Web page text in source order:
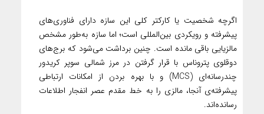
اگرچه شخصیت یا کارکتر کلی این سازه دارای فناوری‌های
پیشرفته و رویکردی بین‌المللی است؛ اما سازه به‌طور مشخص
مالزیایی باقی مانده است. چنین برداشت می‌شود که برج‌های
دوقلوی پتروناس با قرار گرفتن در مرز شمالی سوپر کریدور
چند‌رسانه‌ای (MCS) و با بهره بردن از امکانات ارتباطی
پیشرفته‌ی آنجا، مالزی را به خط مقدم عصر انفجار اطلاعات
رسانده‌اند.